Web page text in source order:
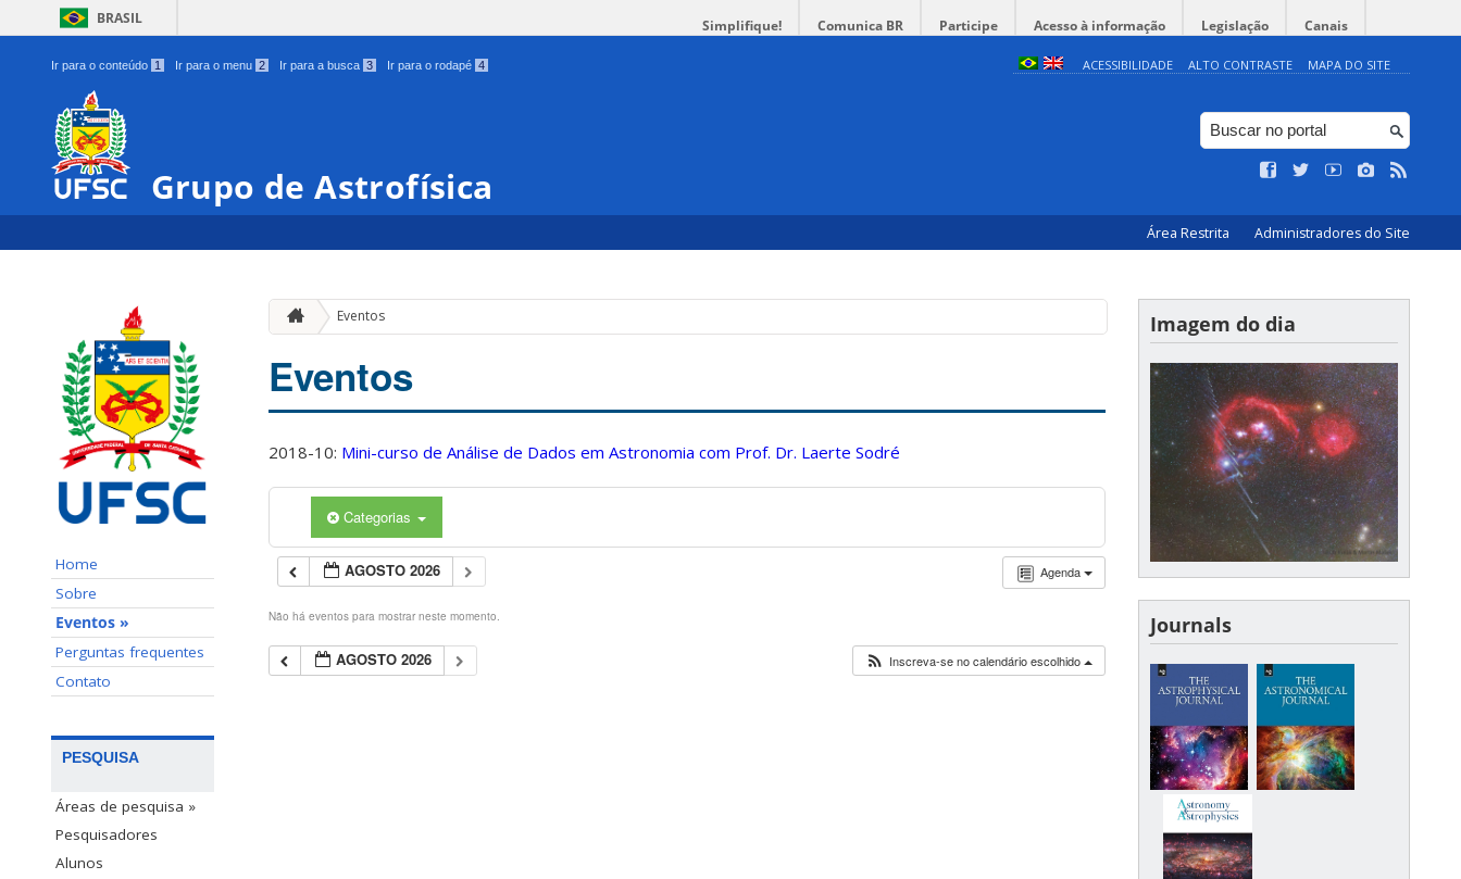
BRASIL Simplifique! Comunica BR Participe Acesso à informação Legislação Canais
Ir para o conteúdo 1 Ir para o menu 2 Ir para a busca 3 Ir para o rodapé 4 ACESSIBILIDADE ALTO CONTRASTE MAPA DO SITE
Grupo de Astrofísica
Área Restrita Administradores do Site
Home
Sobre
Eventos »
Perguntas frequentes
Contato
PESQUISA
Áreas de pesquisa »
Pesquisadores
Alunos
Eventos
Eventos
2018-10: Mini-curso de Análise de Dados em Astronomia com Prof. Dr. Laerte Sodré
Categorias
Agenda
AGOSTO 2026
Não há eventos para mostrar neste momento.
AGOSTO 2026 Inscreva-se no calendário escolhido
Imagem do dia
Journals